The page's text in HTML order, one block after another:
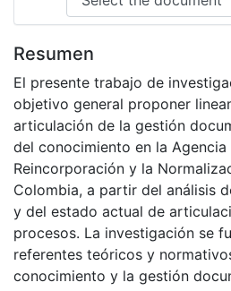
Resumen
El presente trabajo de
objetivo general proponer
articulación de la gestión
del conocimiento en la Agencia
Reincorporación y la
Colombia, a partir del análisis
y del estado actual de
procesos. La investigación se
referentes teóricos y
conocimiento y la gestión